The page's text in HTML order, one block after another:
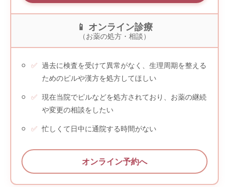
📱 オンライン診療
（お薬の処方・相談）
過去に検査を受けて異常がなく、生理周期を整える
ためのピルや漢方を処方してほしい
現在当院でピルなどを処方されており、お薬の継続
や変更の相談をしたい
忙しくて日中に通院する時間がない
オンライン予約へ